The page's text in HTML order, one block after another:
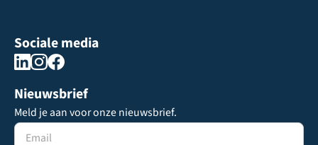
Sociale media
Nieuwsbrief
Meld je aan voor onze nieuwsbrief.